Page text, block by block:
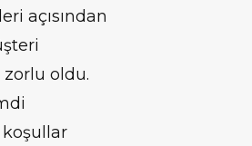
açısından
oldu.